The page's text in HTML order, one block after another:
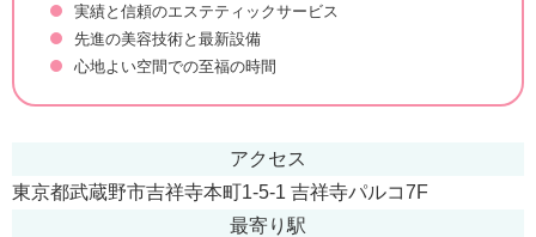
実績と信頼のエステティックサービス
先進の美容技術と最新設備
心地よい空間での至福の時間
アクセス
東京都武蔵野市吉祥寺本町1-5-1 吉祥寺パルコ7F
最寄り駅